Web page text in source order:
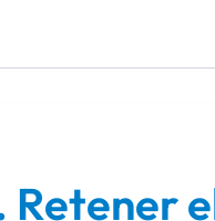
Retener